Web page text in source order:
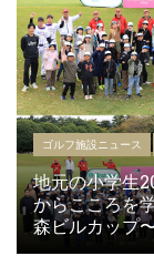
ゴルフ施設ニュース
地元の小学生
からこころを
森ビルカップ